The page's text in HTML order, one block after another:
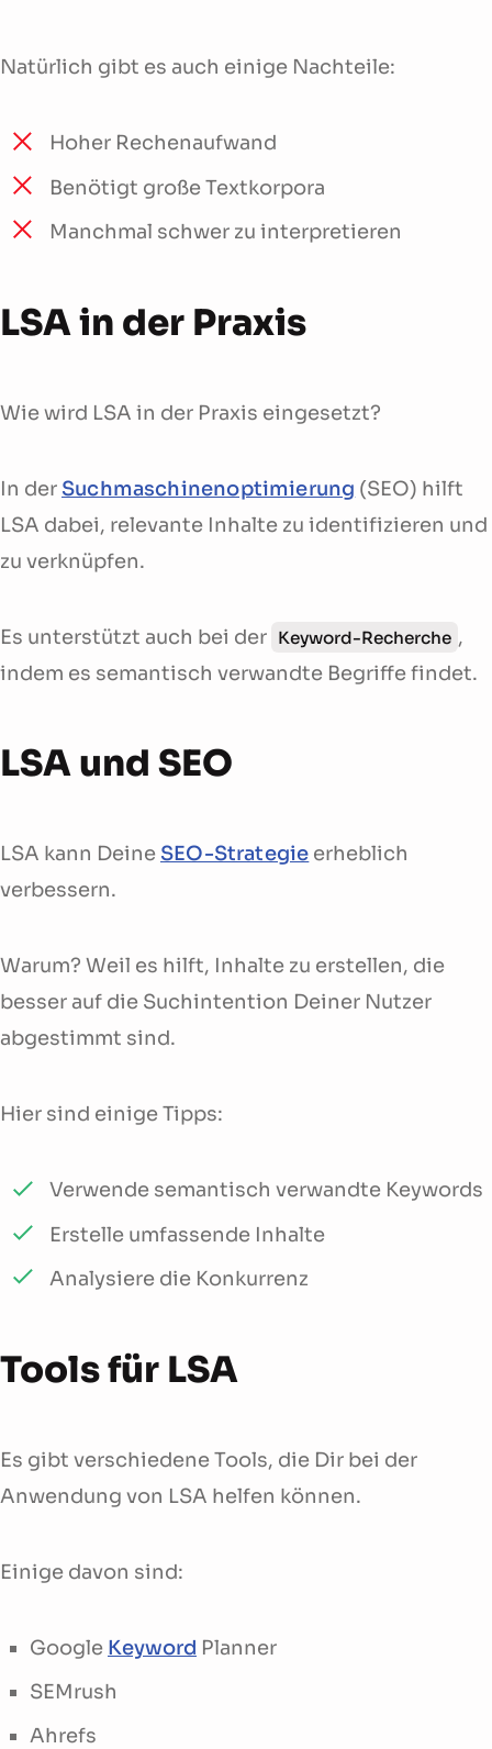
Natürlich gibt es auch einige Nachteile:
Hoher Rechenaufwand
Benötigt große Textkorpora
Manchmal schwer zu interpretieren
LSA in der Praxis
Wie wird LSA in der Praxis eingesetzt?
In der Suchmaschinenoptimierung (SEO) hilft
LSA dabei, relevante Inhalte zu identifizieren und
zu verknüpfen.
Es unterstützt auch bei der Keyword-Recherche ,
indem es semantisch verwandte Begriffe findet.
LSA und SEO
LSA kann Deine SEO-Strategie erheblich
verbessern.
Warum? Weil es hilft, Inhalte zu erstellen, die
besser auf die Suchintention Deiner Nutzer
abgestimmt sind.
Hier sind einige Tipps:
Verwende semantisch verwandte Keywords
Erstelle umfassende Inhalte
Analysiere die Konkurrenz
Tools für LSA
Es gibt verschiedene Tools, die Dir bei der
Anwendung von LSA helfen können.
Einige davon sind:
Google Keyword Planner
SEMrush
Ahrefs